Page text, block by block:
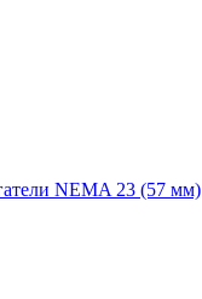
NEMA 23 (57 мм)